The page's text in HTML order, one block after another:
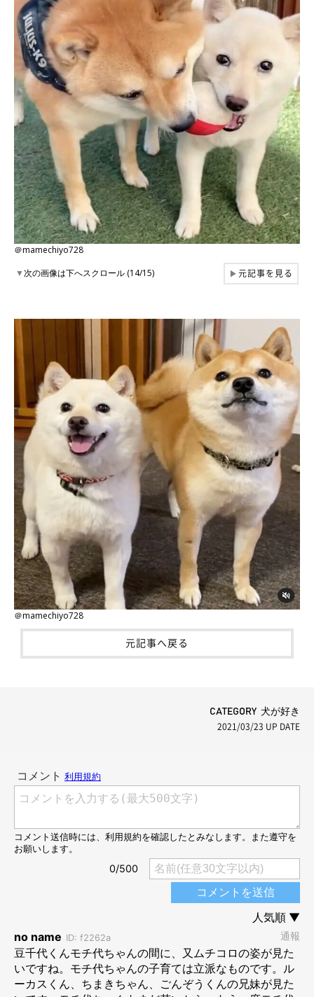
＠mamechiyo728
▼次の画像は下へスクロール (14/15) ▶元記事を見る
＠mamechiyo728
元記事へ戻る
CATEGORY 犬が好き
2021/03/23 UP DATE